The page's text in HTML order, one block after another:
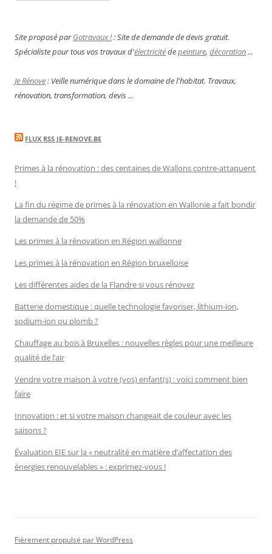
Site proposé parGotravaux !: Site de demande de devis gratuit.
Spécialiste pour tous vos travaux d'électricitédepeinture, décoration...
Je Rénove: Veille numérique dans le domaine de l'habitat. Travaux,
rénovation, transformation, devis ...
FLUX RSS JE-RENOVE.BE
Primes à la rénovation : des centaines de Wallons contre-attaquent
!
La fin du régime de primes à la rénovation en Wallonie a fait bondir
la demande de 50%
Les primes à la rénovation en Région wallonne
Les primes à la rénovation en Région bruxelloise
Les différentes aides de la Flandre si vous rénovez
Batterie domestique : quelle technologie favoriser, lithium-ion,
sodium-ion ou plomb ?
Chauffage au bois à Bruxelles : nouvelles règles pour une meilleure
qualité de l’air
Vendre votre maison à votre (vos) enfant(s) : voici comment bien
faire
Innovation : et si votre maison changeait de couleur avec les
saisons ?
Évaluation EIE sur la « neutralité en matière d’affectation des
énergies renouvelables » : exprimez-vous !
Fièrement propulsé par WordPress